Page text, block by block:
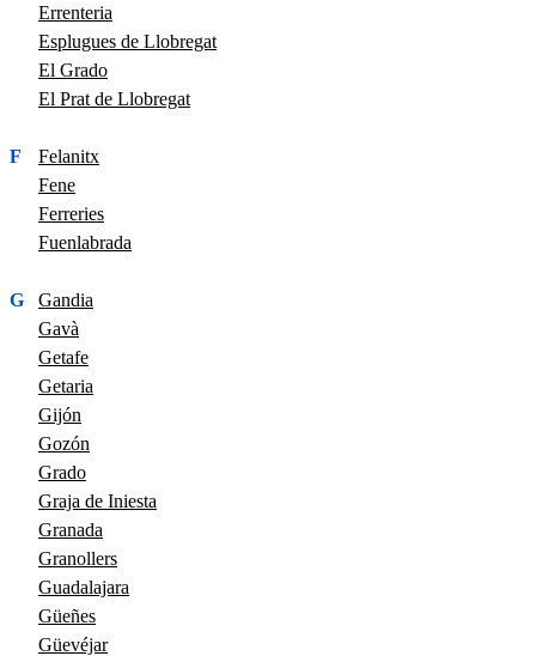
Errenteria
Esplugues de Llobregat
El Grado
El Prat de Llobregat
F
Felanitx
Fene
Ferreries
Fuenlabrada
G
Gandia
Gavà
Getafe
Getaria
Gijón
Gozón
Grado
Graja de Iniesta
Granada
Granollers
Guadalajara
Güeñes
Güevéjar